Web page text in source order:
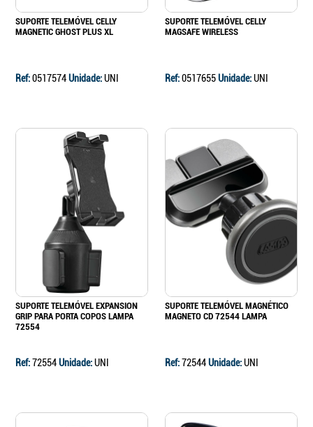
SUPORTE TELEMÓVEL CELLY
MAGNETIC GHOST PLUS XL
Ref:0517574Unidade:UNI
SUPORTE TELEMÓVEL CELLY
MAGSAFE WIRELESS
Ref:0517655Unidade:UNI
SUPORTE TELEMÓVEL EXPANSION
GRIP PARA PORTA COPOS LAMPA
72554
Ref:72554Unidade:UNI
SUPORTE TELEMÓVEL MAGNÉTICO
MAGNETO CD 72544 LAMPA
Ref:72544Unidade:UNI